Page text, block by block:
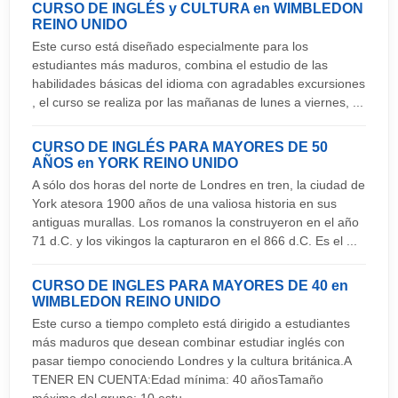
XXX Juegos Olímpicos Modernos de 2012. Es la
primera ciudad del mundo en hospedar tres
ediciones de juegos, después de la IV edición de
1908 y la del 1948.
Fiesta:
La vida nocturna de Londres es un hervidero de
actividad. En Londres la oferta nocturna es
igualmente amplia que la cultural, así que tiene
muchísimas posibilidades para elegir cómo pasar
ciudad abarca todo, desde las discotecas con
más marcha de Europa hasta los bares de diseño
más elegantes, pasando por los pubs ingleses
más tradicionales
así, puedes obtener la tarjeta sanitaria europea
con la que acudir al centro de salud.
Transporte:
Si vas a estar una temporada en Londres, te
Puedes recargarla siempre que quieras y es el
modo más barato de recorrer Londres en
transporte público. Visita www.tfl.gov.uk para más
información. Precio aproximado de: - Tarifa de
las veces que quieras - Tarifas del Metro: 4 GBP
(dentro de la zona 1), Oyster: 1,50 GBP
Aeropuertos
Gatwick - Brigthon
El ciudadano español que desee realizar estudios
en Inglaterra no necesita sacar visado.
Comida:
nivel mundial pero poco reconocida como lo son
otras cocinas europeas. Poca gente sabe que la
gastronomía inglesa cuenta con muchos platos y
postres tradicionales, y que fácilmente incorpora
elementos de otras culturas. Los platos
comida o cena son el "Shepherds Pie", pastel a
base de carne picada, cebolla, verduras y
cubierto de puré de patatas, el "Steak and Kidney
Pie", pastel elaborado con distintos tipos de carne
de vaca y riñones. Como postres destacan el
CURSO DE INGLÉS y CULTURA en WIMBLEDON
REINO UNIDO
Este curso está diseñado especialmente para los
estudiantes más maduros, combina el estudio de las
habilidades básicas del idioma con agradables excursiones
, el curso se realiza por las mañanas de lunes a viernes, ...
CURSO DE INGLÉS PARA MAYORES DE 50
AÑOS en YORK REINO UNIDO
A sólo dos horas del norte de Londres en tren, la ciudad de
York atesora 1900 años de una valiosa historia en sus
antiguas murallas. Los romanos la construyeron en el año
71 d.C. y los vikingos la capturaron en el 866 d.C. Es el ...
CURSO DE INGLES PARA MAYORES DE 40 en
WIMBLEDON REINO UNIDO
Este curso a tiempo completo está dirigido a estudiantes
más maduros que desean combinar estudiar inglés con
pasar tiempo conociendo Londres y la cultura británica.A
TENER EN CUENTA:Edad mínima: 40 añosTamaño